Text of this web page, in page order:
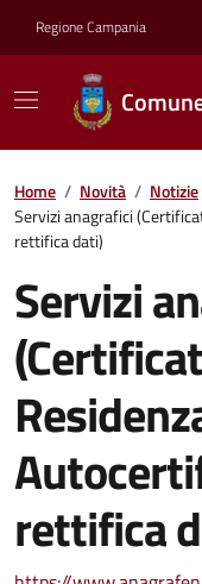
Regione Campania
Home / Novità / Notizie
Servizi anagrafici
rettifica dati)
Servizi
rettifica